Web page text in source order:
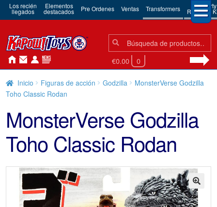
Los recién
llegados
Elementos
destacados Pre Ordenes Ventas Transformers 3rd Party
Robots &
Búsqueda:
Búsqueda
€0.00 0
Inicio Figuras de acción Godzilla
MonsterVerse Godzilla
Toho Classic Rodan
MonsterVerse Godzilla
Toho Classic Rodan
🔍